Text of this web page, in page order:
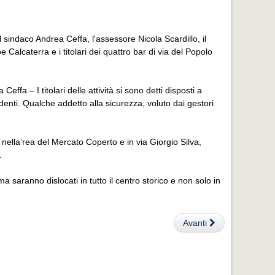
Andrea Ceffa, l'assessore Nicola Scardillo, il
Calcaterra e i titolari dei quattro bar di via del Popolo
Ceffa – I titolari delle attività si sono detti disposti a
Qualche addetto alla sicurezza, voluto dai gestori
del Mercato Coperto e in via Giorgio Silva,
saranno dislocati in tutto il centro storico e non solo in
Avanti